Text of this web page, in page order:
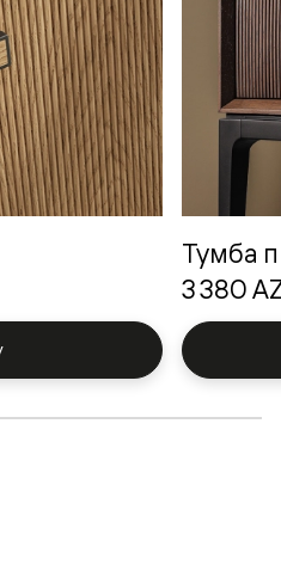
Тумба
3 380